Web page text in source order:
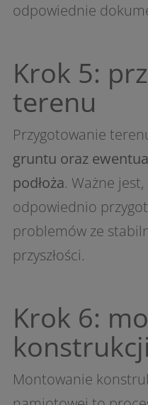
odpowiednie
Krok 5:
terenu
Przygotowanie
gruntu oraz
podłoża. Ważne
odpowiednio
problemów ze
przyszłości.
Krok 6:
konstrukcji
Montowanie